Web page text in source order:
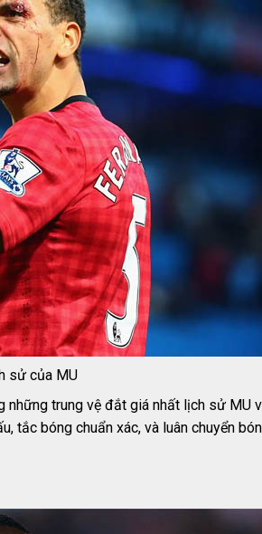
sử của MU
trung vệ đắt giá nhất lịch sử MU
tắc bóng chuẩn xác, và luân chuyển